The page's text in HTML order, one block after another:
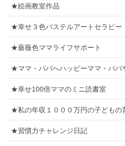
★絵画教室作品
★幸せ３色パステルアートセラピー
★薔薇色ママライフサポート
★ママ・パパへハッピーママ・パパ
★幸せ100倍ママのミニ読書室
★私の年収１０００万円の子どもの
★習慣力チャレンジ日記